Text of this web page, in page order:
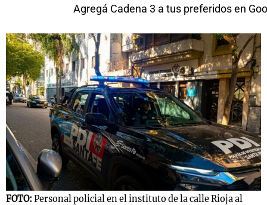
Agregá Cadena 3 a tus preferidos en
FOTO: Personal policial en el instituto de la calle Rioja al